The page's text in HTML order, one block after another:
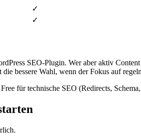
✓
✓
SEO-Plugin. Wer aber aktiv
bessere Wahl, wenn der Fokus auf
für technische SEO (Redirects,